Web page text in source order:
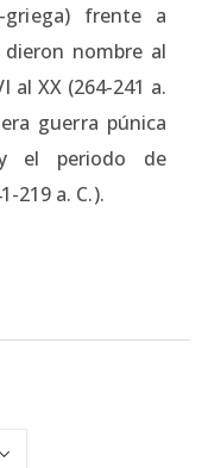
frente a
nombre al
al XX (264-241 a.
guerra púnica
el periodo de
219 a. C.).